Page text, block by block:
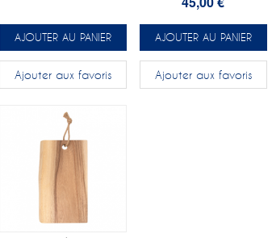
AJOUTER AU PANIER
Ajouter aux favoris
AJOUTER AU PANIER
Ajouter aux favoris